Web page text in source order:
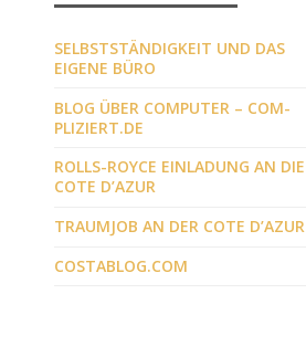
SELBSTSTÄNDIGKEIT UND DAS
EIGENE BÜRO
BLOG ÜBER COMPUTER – COM-
PLIZIERT.DE
ROLLS-ROYCE EINLADUNG AN DIE
COTE D’AZUR
TRAUMJOB AN DER COTE D’AZUR
COSTABLOG.COM